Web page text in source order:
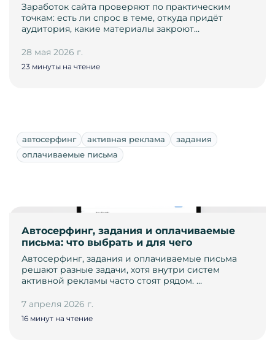
Заработок сайта проверяют по практическим
точкам: есть ли спрос в теме, откуда придёт
аудитория, какие материалы закроют…
28 мая 2026 г.
23 минуты на чтение
автосерфинг активная реклама
задания
оплачиваемые письма
Автосерфинг, задания и оплачиваемые
письма: что выбрать и для чего
Автосерфинг, задания и оплачиваемые письма
решают разные задачи, хотя внутри систем
активной рекламы часто стоят рядом. …
7 апреля 2026 г.
16 минут на чтение